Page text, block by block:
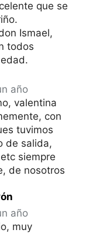
que se
Ismael,
todos
año
valentina
con
tuvimos
de salida,
siempre
de nosotros
año
muy